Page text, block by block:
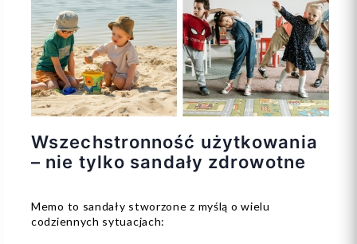
Wszechstronność użytkowania
– nie tylko sandały zdrowotne
Memo to sandały stworzone z myślą o wielu
codziennych sytuacjach: